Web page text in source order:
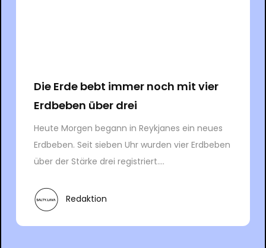
Die Erde bebt immer noch mit vier
Erdbeben über drei
Heute Morgen begann in Reykjanes ein neues
Erdbeben. Seit sieben Uhr wurden vier Erdbeben
über der Stärke drei registriert....
Redaktion